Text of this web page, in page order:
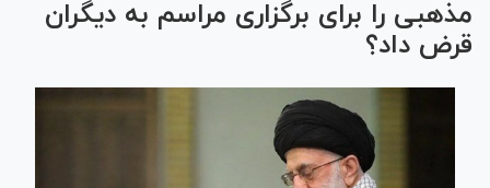
مذهبی را برای برگزاری مراسم به دیگران
قرض داد؟